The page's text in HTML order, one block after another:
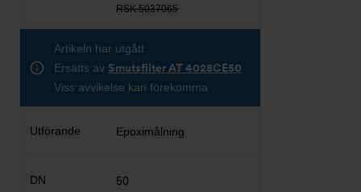
RSK 5037065
Artikeln har utgått
Ersätts av Smutsfilter AT 4028CE50
Viss avvikelse kan förekomma
Epoximålning
50